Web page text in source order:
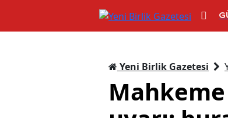
Yeni Birlik Gazetesi